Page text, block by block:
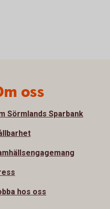
oss
Sörmlands Sparbank
hos oss